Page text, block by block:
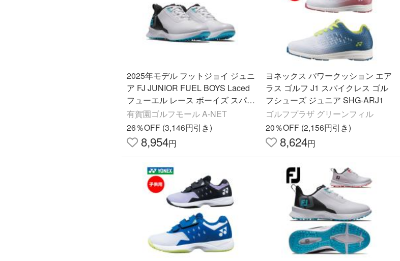
2025年モデル フットジョイ ジュニ
ア FJ JUNIOR FUEL BOYS Laced
フューエル レース ボーイズ スパイ
クレス ゴルフシューズ 45042 ホワ
イト/ブラック
有賀園ゴルフモール A-NET
26％OFF (3,146円引き)
8,954円
ヨネックス パワークッション エア
ラス ゴルフ J1 スパイクレス ゴル
フシューズ ジュニア SHG-ARJ1
ゴルフプラザ グリーンフィル
20％OFF (2,156円引き)
8,624円